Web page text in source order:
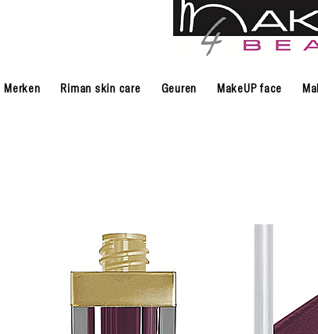
Merken Riman skin care Geuren MakeUP face